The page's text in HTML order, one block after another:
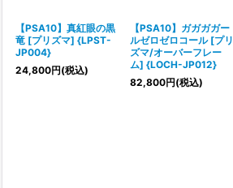
【PSA10】真紅眼の黒
竜 [プリズマ] {LPST-
JP004}
24,800円(税込)
【PSA10】ガガガガー
ルゼロゼロコール [プリ
ズマ/オーバーフレー
ム] {LOCH-JP012}
82,800円(税込)